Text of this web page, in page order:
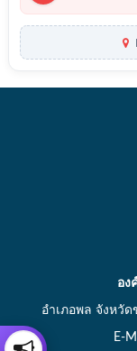
อง
อำเภอพล จังหวั
E-